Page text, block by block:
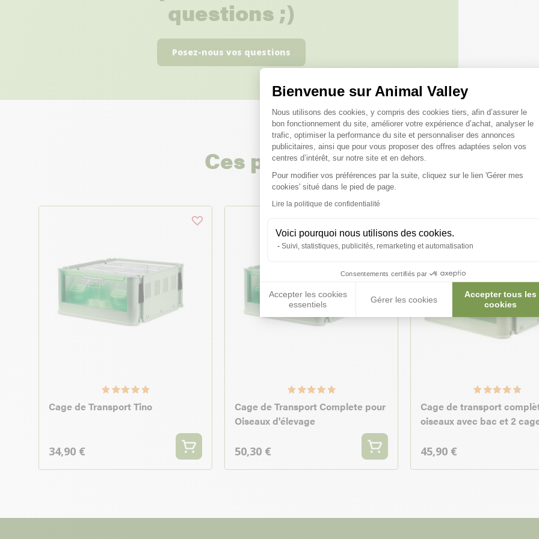
Bienvenue sur Animal Valley
Plateforme de Gestion du
Nous utilisons des cookies, y compris des cookies tiers, afin d’assurer le
bon fonctionnement du site, améliorer votre expérience d’achat, analyser le
trafic, optimiser la performance du site et personnaliser des annonces
publicitaires, ainsi que pour vous proposer des offres adaptées selon vos
centres d’intérêt, sur notre site et en dehors.
Pour modifier vos préférences par la suite, cliquez sur le lien 'Gérer mes
cookies' situé dans le pied de page.
Lire la politique de confidentialité
Voici pourquoi nous utilisons des cookies.
Suivi, statistiques, publicités, remarketing et automatisation
Consentements certifiés par
Accepter les cookies
essentiels
Gérer les cookies
Accepter tous les
cookies
Axeptio consent
questions ;)
Posez-nous vos questions
Ces produits peuvent vous
Cage de Transport Tino
34,90 €
Cage de Transport Complete pour
Oiseaux d'élevage
50,30 €
Cage de transport
oiseaux avec bac et 2
45,90 €